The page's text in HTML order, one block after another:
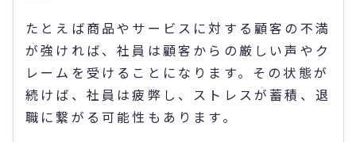
たとえば商品やサービスに対する顧客の不満
が強ければ、社員は顧客からの厳しい声やク
レームを受けることになります。その状態が
続けば、社員は疲弊し、ストレスが蓄積、退
職に繋がる可能性もあります。